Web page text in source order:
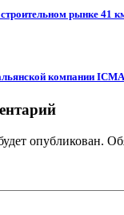
рынке 41
компании
опубликован.